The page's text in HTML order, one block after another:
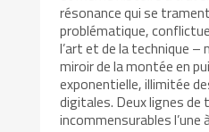
résonance qui se
problématique,
l’art et de la technique –
miroir de la montée en
exponentielle, illimitée
digitales. Deux lignes de
incommensurables l’une